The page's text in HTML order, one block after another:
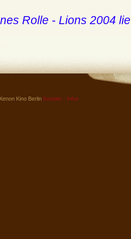
Rolle - Lions 2004
Kino Berlin Kontakt - Infos